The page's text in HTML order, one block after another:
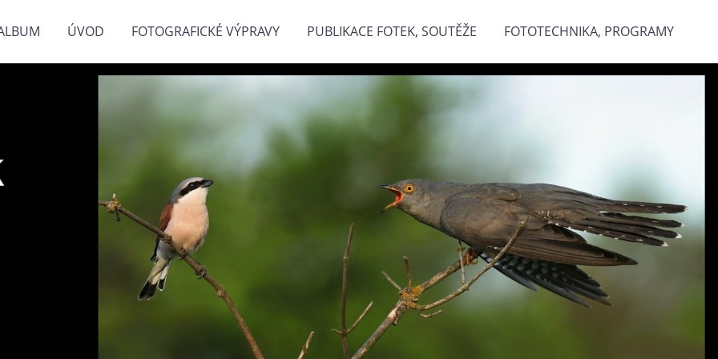
ÚVOD FOTOGRAFICKÉ VÝPRAVY PUBLIKACE FOTEK, SOUTĚŽE FOTOTECHNIKA, PROGRAMY